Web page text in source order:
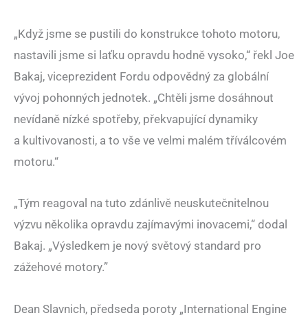
„Když jsme se pustili do konstrukce tohoto motoru,
nastavili jsme si laťku opravdu hodně vysoko,“ řekl Joe
Bakaj, viceprezident Fordu odpovědný za globální
vývoj pohonných jednotek. „Chtěli jsme dosáhnout
nevídaně nízké spotřeby, překvapující dynamiky
a kultivovanosti, a to vše ve velmi malém tříválcovém
motoru.“
„Tým reagoval na tuto zdánlivě neuskutečnitelnou
výzvu několika opravdu zajímavými inovacemi,“ dodal
Bakaj. „Výsledkem je nový světový standard pro
zážehové motory.”
Dean Slavnich, předseda poroty „International Engine